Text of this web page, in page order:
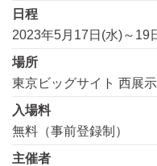
日程
2023年5月17日(水)～
場所
東京ビッグサイト 西展
入場料
無料（事前登録制）
主催者